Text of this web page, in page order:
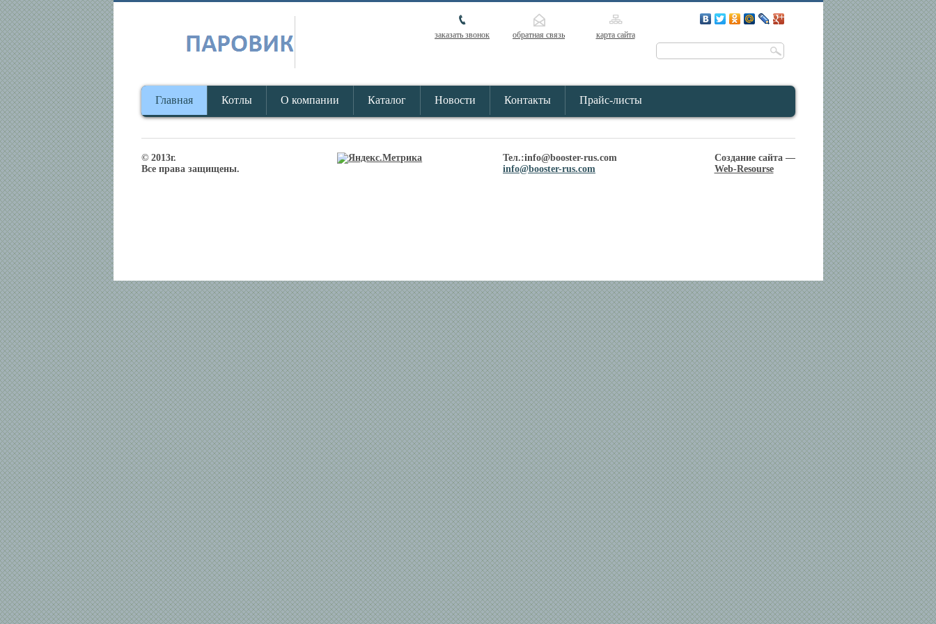
заказать звонок обратная связь карта сайта
Главная Котлы О компании Каталог Новости Контакты Прайс-листы
© 2013г.
Все права защищены.
Тел.:info@booster-rus.com
info@booster-rus.com
Создание сайта —
Web-Resourse